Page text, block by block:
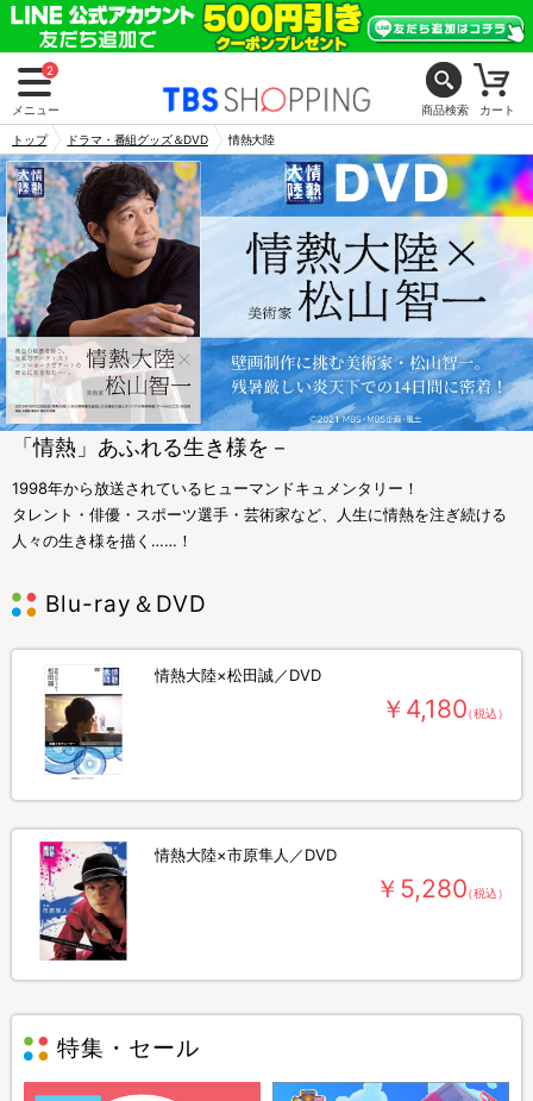
2
メニュー 商品検索 カート
トップ ドラマ・番組グッズ＆DVD 情熱大陸
「情熱」あふれる生き様を－
1998年から放送されているヒューマンドキュメンタリー！
タレント・俳優・スポーツ選手・芸術家など、人生に情熱を注ぎ続ける
人々の生き様を描く……！
Blu-ray＆DVD
情熱大陸×松田誠／DVD
￥4,180（税込）
情熱大陸×市原隼人／DVD
￥5,280（税込）
特集・セール